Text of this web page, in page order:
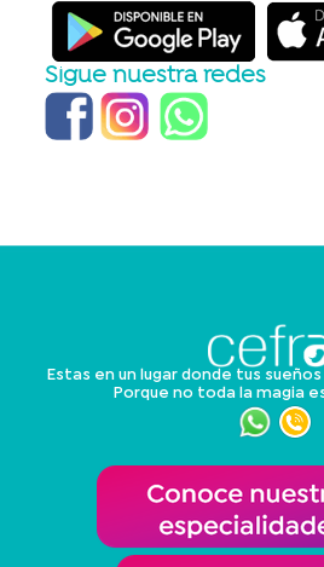
Sigue nuestra redes
Estas en un lugar donde tus
Porque no toda la magia